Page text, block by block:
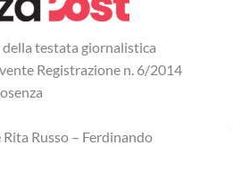
testata giornalistica
Registrazione n. 6/2014
Russo – Ferdinando